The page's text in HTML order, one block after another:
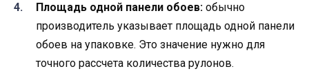
Площадь одной панели обоев: обычно
производитель указывает площадь одной панели
обоев на упаковке. Это значение нужно для
точного рассчета количества рулонов.